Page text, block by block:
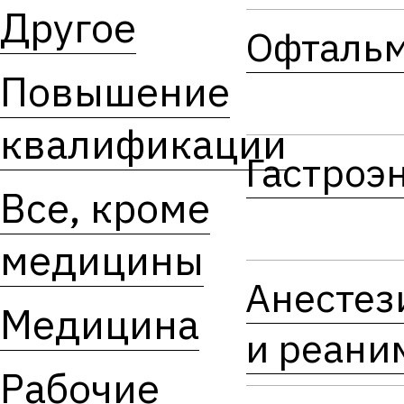
Другое
Повышение
квалификации
Все, кроме
медицины
Медицина
Рабочие
и